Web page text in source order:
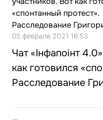
05 февраля 2021 16:53
Чат «Інфапоінт
как готовился
Расследование